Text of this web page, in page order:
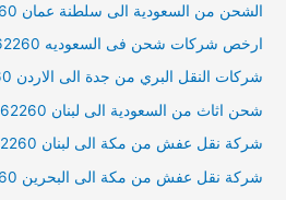
الشحن من السعودية الى سلطنة عمان 0561162260
ارخص شركات شحن فى السعوديه 0561162260
شركات النقل البري من جدة الى الاردن 0561162260
شحن اثاث من السعودية الى لبنان 0561162260
شركة نقل عفش من مكة الى لبنان 0561162260
شركة نقل عفش من مكة الى البحرين 0561162260